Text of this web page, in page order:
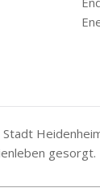
gesorgt.